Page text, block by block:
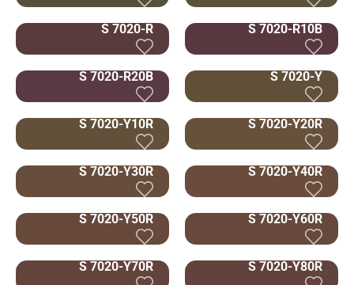
S 7020-R S 7020-R10B
S 7020-R20B S 7020-Y
S 7020-Y10R S 7020-Y20R
S 7020-Y30R S 7020-Y40R
S 7020-Y50R S 7020-Y60R
S 7020-Y70R S 7020-Y80R